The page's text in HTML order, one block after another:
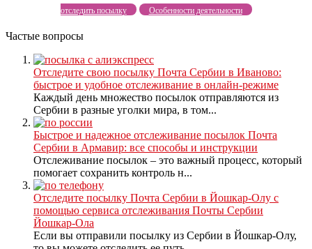
отследить посылку
Особенности деятельности
Частые вопросы
Отследите свою посылку Почта Сербии в Иваново:
быстрое и удобное отслеживание в онлайн-режиме
Каждый день множество посылок отправляются из
Сербии в разные уголки мира, в том...
Быстрое и надежное отслеживание посылок Почта
Сербии в Армавир: все способы и инструкции
Отслеживание посылок – это важный процесс, который
помогает сохранить контроль н...
Отследите посылку Почта Сербии в Йошкар-Олу с
помощью сервиса отслеживания Почты Сербии
Йошкар-Ола
Если вы отправили посылку из Сербии в Йошкар-Олу,